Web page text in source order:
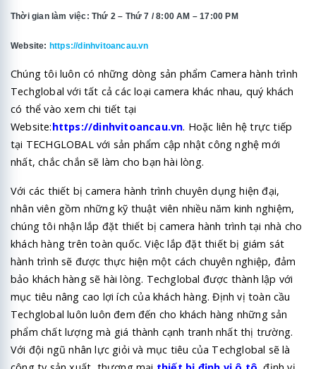
Thời gian làm việc: Thứ 2 – Thứ 7 / 8:00 AM – 17:00 PM
Website: https://dinhvitoancau.vn
Chúng tôi luôn có những dòng sản phẩm Camera hành trình
Techglobal với tất cả các loại camera khác nhau, quý khách
có thể vào xem chi tiết tại
Website:https://dinhvitoancau.vn. Hoặc liên hệ trực tiếp
tại TECHGLOBAL với sản phẩm cập nhật công nghệ mới
nhất, chắc chắn sẽ làm cho bạn hài lòng.
Với các thiết bị camera hành trình chuyên dụng hiện đại,
nhân viên gồm những kỹ thuật viên nhiều năm kinh nghiệm,
chúng tôi nhận lắp đặt thiết bị camera hành trình tại nhà cho
khách hàng trên toàn quốc. Việc lắp đặt thiết bị giám sát
hành trình sẽ được thực hiện một cách chuyên nghiệp, đảm
bảo khách hàng sẽ hài lòng. Techglobal được thành lập với
mục tiêu nâng cao lợi ích của khách hàng. Định vị toàn cầu
Techglobal luôn luôn đem đến cho khách hàng những sản
phẩm chất lượng mà giá thành cạnh tranh nhất thị trường.
Với đội ngũ nhân lực giỏi và mục tiêu của Techglobal sẽ là